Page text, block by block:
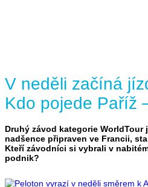
V neděli začíná
Kdo pojede Paříž
Druhý závod kategorie
nadšence připraven ve Francii,
Kteří závodníci si vybrali v
podnik?